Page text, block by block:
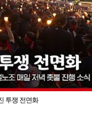
투쟁 전면화